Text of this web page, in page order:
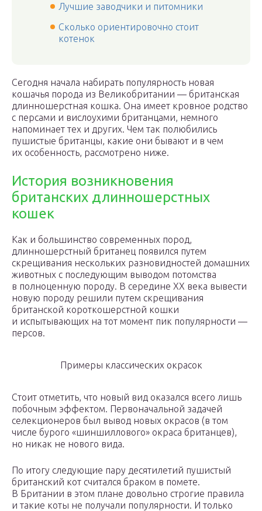
Лучшие заводчики и питомники
Сколько ориентировочно стоит
котенок
Сегодня начала набирать популярность новая
кошачья порода из Великобритании — британская
длинношерстная кошка. Она имеет кровное родство
с персами и вислоухими британцами, немного
напоминает тех и других. Чем так полюбились
пушистые британцы, какие они бывают и в чем
их особенность, рассмотрено ниже.
История возникновения
британских длинношерстных
кошек
Как и большинство современных пород,
длинношерстный британец появился путем
скрещивания нескольких разновидностей домашних
животных с последующим выводом потомства
в полноценную породу. В середине XX века вывести
новую породу решили путем скрещивания
британской короткошерстной кошки
и испытывающих на тот момент пик популярности —
персов.
Примеры классических окрасок
Стоит отметить, что новый вид оказался всего лишь
побочным эффектом. Первоначальной задачей
селекционеров был вывод новых окрасов (в том
числе бурого «шиншиллового» окраса британцев),
но никак не нового вида.
По итогу следующие пару десятилетий пушистый
британский кот считался браком в помете.
В Британии в этом плане довольно строгие правила
и такие коты не получали популярности. И только